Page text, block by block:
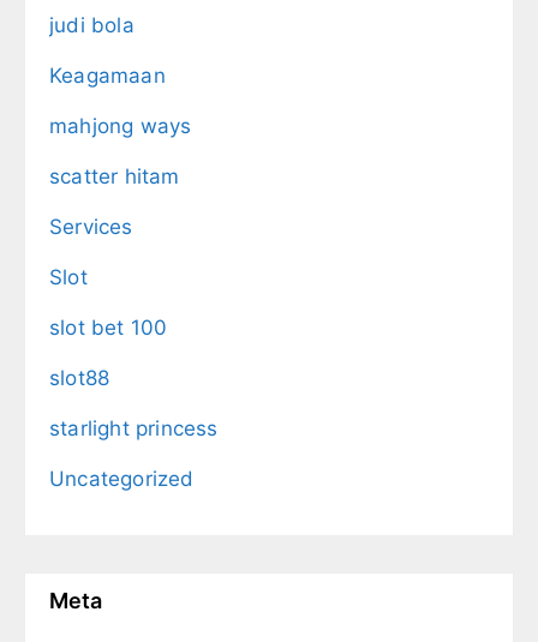
judi bola
Keagamaan
mahjong ways
scatter hitam
Services
Slot
slot bet 100
slot88
starlight princess
Uncategorized
Meta